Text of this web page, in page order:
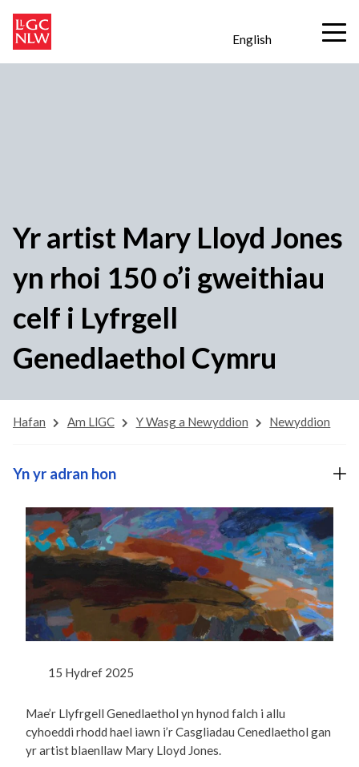
English
Yr artist Mary Lloyd Jones
yn rhoi 150 o’i gweithiau
celf i Lyfrgell
Genedlaethol Cymru
Hafan Am LlGC Y Wasg a Newyddion Newyddion
15 Hydref 2025
Mae’r Llyfrgell Genedlaethol yn hynod falch i allu
cyhoeddi rhodd hael iawn i’r Casgliadau Cenedlaethol gan
yr artist blaenllaw Mary Lloyd Jones.
Yn yr adran hon